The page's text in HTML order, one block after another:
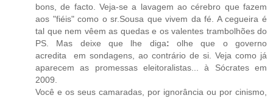
bons, de facto. Veja-se a lavagem ao cérebro que fazem
aos "fiéis" como o sr.Sousa que vivem da fé. A cegueira é
tal que nem vêem as quedas e os valentes trambolhões do
PS. Mas deixe que lhe diga: olhe que o governo
acredita
em sondagens, ao contrário de si. Veja como já
aparecem as promessas eleitoralistas... à Sócrates em
2009.
Você e os seus camaradas, por ignorância ou por cinismo,